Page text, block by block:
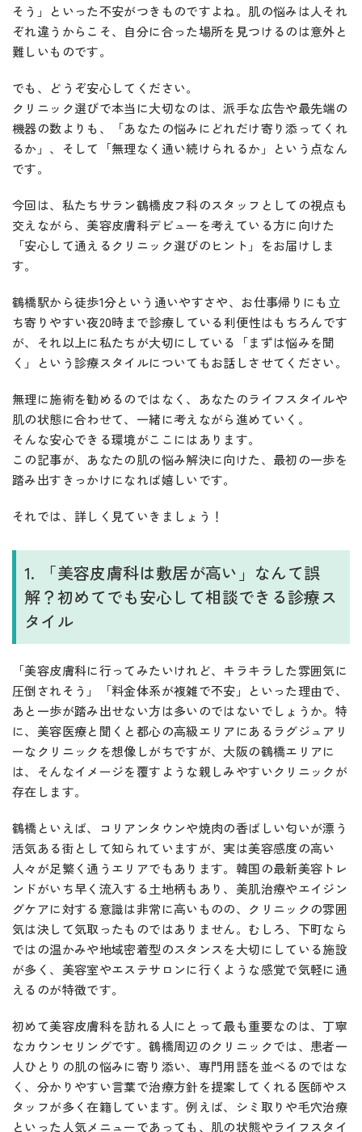
そう」といった不安がつきものですよね。肌の悩みは人それ
ぞれ違うからこそ、自分に合った場所を見つけるのは意外と
難しいものです。
でも、どうぞ安心してください。
クリニック選びで本当に大切なのは、派手な広告や最先端の
機器の数よりも、「あなたの悩みにどれだけ寄り添ってくれ
るか」、そして「無理なく通い続けられるか」という点なん
です。
今回は、私たちサラン鶴橋皮フ科のスタッフとしての視点も
交えながら、美容皮膚科デビューを考えている方に向けた
「安心して通えるクリニック選びのヒント」をお届けしま
す。
鶴橋駅から徒歩1分という通いやすさや、お仕事帰りにも立
ち寄りやすい夜20時まで診療している利便性はもちろんです
が、それ以上に私たちが大切にしている「まずは悩みを聞
く」という診療スタイルについてもお話しさせてください。
無理に施術を勧めるのではなく、あなたのライフスタイルや
肌の状態に合わせて、一緒に考えながら進めていく。
そんな安心できる環境がここにはあります。
この記事が、あなたの肌の悩み解決に向けた、最初の一歩を
踏み出すきっかけになれば嬉しいです。
それでは、詳しく見ていきましょう！
1. 「美容皮膚科は敷居が高い」なんて誤
解？初めてでも安心して相談できる診療ス
タイル
「美容皮膚科に行ってみたいけれど、キラキラした雰囲気に
圧倒されそう」「料金体系が複雑で不安」といった理由で、
あと一歩が踏み出せない方は多いのではないでしょうか。特
に、美容医療と聞くと都心の高級エリアにあるラグジュアリ
ーなクリニックを想像しがちですが、大阪の鶴橋エリアに
は、そんなイメージを覆すような親しみやすいクリニックが
存在します。
鶴橋といえば、コリアンタウンや焼肉の香ばしい匂いが漂う
活気ある街として知られていますが、実は美容感度の高い
人々が足繁く通うエリアでもあります。韓国の最新美容トレ
ンドがいち早く流入する土地柄もあり、美肌治療やエイジン
グケアに対する意識は非常に高いものの、クリニックの雰囲
気は決して気取ったものではありません。むしろ、下町なら
ではの温かみや地域密着型のスタンスを大切にしている施設
が多く、美容室やエステサロンに行くような感覚で気軽に通
えるのが特徴です。
初めて美容皮膚科を訪れる人にとって最も重要なのは、丁寧
なカウンセリングです。鶴橋周辺のクリニックでは、患者一
人ひとりの肌の悩みに寄り添い、専門用語を並べるのではな
く、分かりやすい言葉で治療方針を提案してくれる医師やス
タッフが多く在籍しています。例えば、シミ取りや毛穴治療
といった人気メニューであっても、肌の状態やライフスタイ